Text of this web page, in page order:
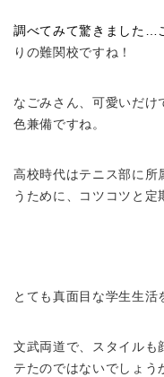
調べてみて驚きました…
りの難関校ですね！
なごみさん、可愛いだけ
色兼備ですね。
高校時代はテニス部に所
うために、コツコツと定
とても真面目な学生生活
文武両道で、スタイルも
テたのではないでしょう